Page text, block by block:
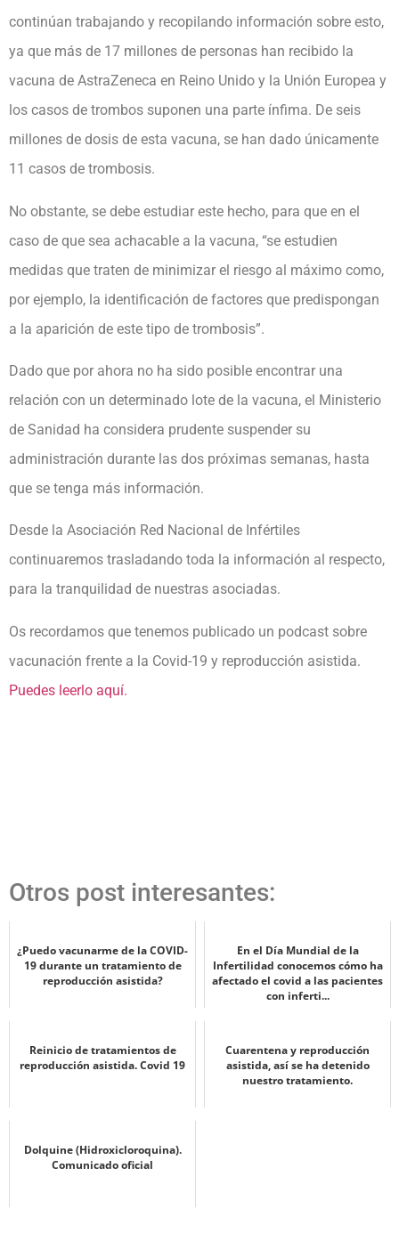
continúan trabajando y recopilando información sobre esto,
ya que más de 17 millones de personas han recibido la
vacuna de AstraZeneca en Reino Unido y la Unión Europea y
los casos de trombos suponen una parte ínfima. De seis
millones de dosis de esta vacuna, se han dado únicamente
11 casos de trombosis.
No obstante, se debe estudiar este hecho, para que en el
caso de que sea achacable a la vacuna, “se estudien
medidas que traten de minimizar el riesgo al máximo como,
por ejemplo, la identificación de factores que predispongan
a la aparición de este tipo de trombosis”.
Dado que por ahora no ha sido posible encontrar una
relación con un determinado lote de la vacuna, el Ministerio
de Sanidad ha considera prudente suspender su
administración durante las dos próximas semanas, hasta
que se tenga más información.
Desde la Asociación Red Nacional de Infértiles
continuaremos trasladando toda la información al respecto,
para la tranquilidad de nuestras asociadas.
Os recordamos que tenemos publicado un podcast sobre
vacunación frente a la Covid-19 y reproducción asistida.
Puedes leerlo aquí.
Otros post interesantes:
¿Puedo vacunarme de la COVID-
19 durante un tratamiento de
reproducción asistida?
En el Día Mundial de la
Infertilidad conocemos cómo ha
afectado el covid a las pacientes
con inferti...
Reinicio de tratamientos de
reproducción asistida. Covid 19
Cuarentena y reproducción
asistida, así se ha detenido
nuestro tratamiento.
Dolquine (Hidroxicloroquina).
Comunicado oficial